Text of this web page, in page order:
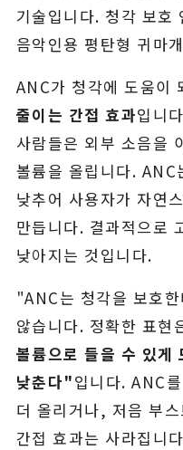
기술입니다. 청각 보호
음악인용 평탄형 귀마
ANC가 청각에 도움이
줄이는 간접 효과입니
사람들은 외부 소음을
볼륨을 올립니다.
낮추어 사용자가 자연
만듭니다. 결과적으로
낮아지는 것입니다.
"ANC는 청각을 보호
않습니다. 정확한 표현
볼륨으로 들을 수 있게
낮춘다"입니다. ANC
더 올리거나, 저음 부
간접 효과는 사라집니